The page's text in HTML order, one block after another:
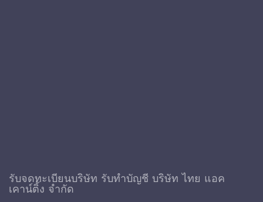
รับจดทะเบียนบริษัท รับทําบัญชี บริษัท ไทย แอค
เคาน์ติ้ง จำกัด